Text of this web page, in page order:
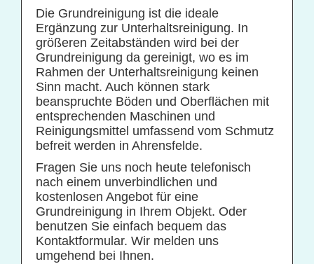
Praxisreinigung
Privathaushaltsreinigung
Restaurantreinigung
Schulreinigung
Solaranlagenreinigung mit Osmosetechnik
Teppichbodenreinigung
Unterhaltsreinigung
Veranstaltungsreinigung
Verkehrs- und Grauflächenreinigung
Verkehrsmittelreinigung
Hausmeisterservice
Die Grundreinigung ist die ideale
Ergänzung zur Unterhaltsreinigung. In
größeren Zeitabständen wird bei der
Grundreinigung da gereinigt, wo es im
Rahmen der Unterhaltsreinigung keinen
Sinn macht. Auch können stark
beanspruchte Böden und Oberflächen mit
entsprechenden Maschinen und
Reinigungsmittel umfassend vom Schmutz
befreit werden in Ahrensfelde.
Fragen Sie uns noch heute telefonisch
nach einem unverbindlichen und
kostenlosen Angebot für eine
Grundreinigung in Ihrem Objekt. Oder
benutzen Sie einfach bequem das
Kontaktformular. Wir melden uns
umgehend bei Ihnen.